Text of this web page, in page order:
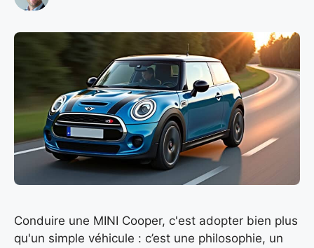
Conduire une MINI Cooper, c'est adopter bien plus
qu'un simple véhicule : c’est une philosophie, un